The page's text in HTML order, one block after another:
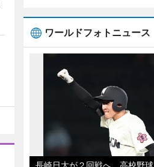
ワールドフォトニュース
長崎日大が２回戦へ 高校野球